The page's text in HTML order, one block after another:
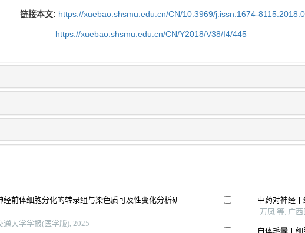
链接本文: https://xuebao.shsmu.edu.cn/CN/10.3969/j.issn.1674-
https://xuebao.shsmu.edu.cn/CN/Y2018/V38/I4/445
经前体细胞分化的转录组与染色质可及性变化分析研
通大学学报(医学版), 2025
中药对神经
万凤 等, 广
自体毛囊干